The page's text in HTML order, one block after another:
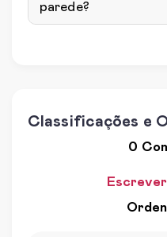
parede?
Classificações e
0